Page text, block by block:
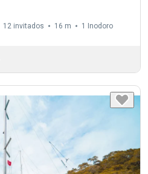
12 invitados 16 m 1 Inodoro